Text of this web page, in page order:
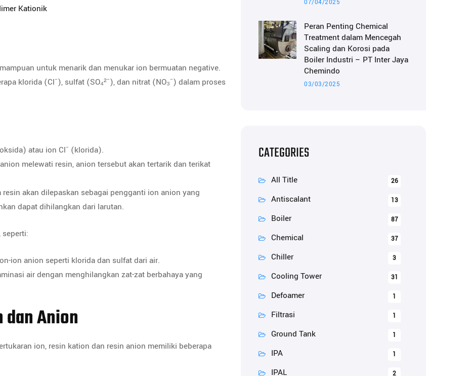
Kationik
untuk menarik dan menukar ion bermuatan negative.
klorida (Cl⁻), sulfat (SO₄²⁻), dan nitrat (NO₃⁻) dalam proses
atau ion Cl⁻ (klorida).
melewati resin, anion tersebut akan tertarik dan terikat
akan dilepaskan sebagai pengganti ion anion yang
dapat dihilangkan dari larutan.
ion anion seperti klorida dan sulfat dari air.
air dengan menghilangkan zat-zat berbahaya yang
dan Anion
ion, resin kation dan resin anion memiliki beberapa
07/04/2025
Peran Penting Chemical
Treatment dalam Mencegah
Scaling dan Korosi pada
Boiler Industri – PT Inter Jaya
Chemindo
03/03/2025
CATEGORIES
All Title 26
Antiscalant 13
Boiler 87
Chemical 37
Chiller 3
Cooling Tower 31
Defoamer 1
Filtrasi 1
Ground Tank 1
IPA 1
IPAL 2